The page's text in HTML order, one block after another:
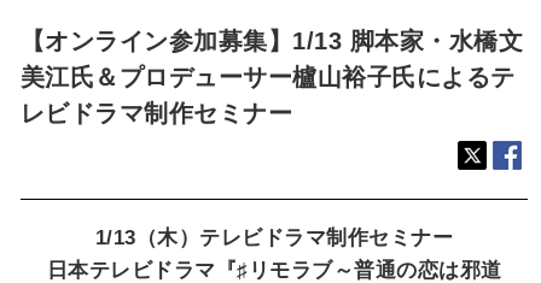
【オンライン参加募集】1/13 脚本家・水橋文
美江氏＆プロデューサー櫨山裕子氏によるテ
レビドラマ制作セミナー
1/13（木）テレビドラマ制作セミナー
日本テレビドラマ『♯リモラブ～普通の恋は邪道